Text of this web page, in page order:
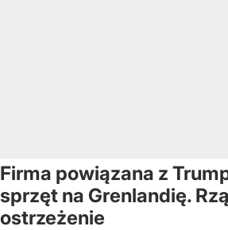
Firma powiązana z
sprzęt na Grenlandię.
ostrzeżenie